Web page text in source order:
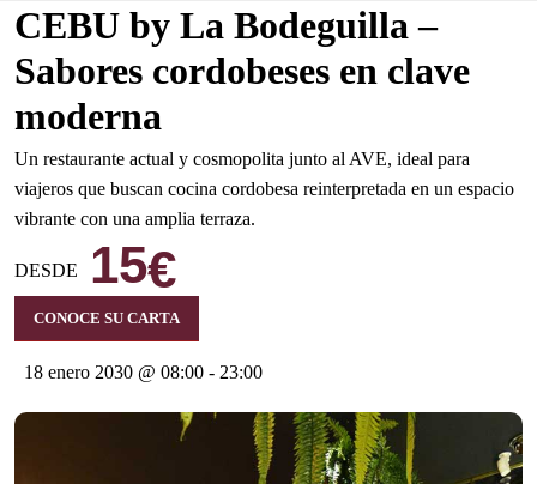
CEBU by La Bodeguilla –
Sabores cordobeses en clave
moderna
Un restaurante actual y cosmopolita junto al AVE, ideal para
viajeros que buscan cocina cordobesa reinterpretada en un espacio
vibrante con una amplia terraza.
DESDE 15€
CONOCE SU CARTA
18 enero 2030 @ 08:00 - 23:00